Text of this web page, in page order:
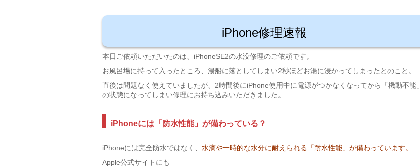
iPhone修理速報
本日ご依頼いただいたのは、iPhoneSE2の水没修理のご依頼です。
お風呂場に持って入ったところ、湯船に落としてしまい2秒ほどお湯に浸かってしまったとのこと。
直後は問題なく使えていましたが、2時間後にiPhone使用中に電源がつかなくなってから「機動不能」
の状態になってしまい修理にお持ち込みいただきました。
iPhoneには「防水性能」が備わっている？
iPhoneには完全防水ではなく、 水滴や一時的な水分に耐えられる「耐水性能」が備わっています。
Apple公式サイトにも